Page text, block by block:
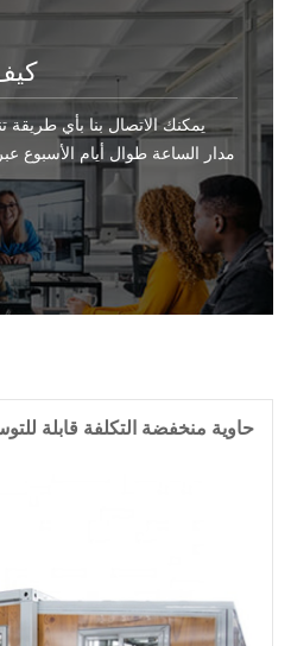
يمكنك الاتصال بنا بأي
مدار الساعة طوال أيام الأسبوع
حاوية منخفضة التكلفة قابلة